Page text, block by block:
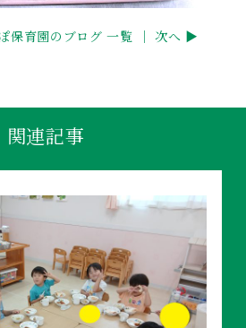
保育園のブログ 一覧 ｜ 次へ ▶
関連記事